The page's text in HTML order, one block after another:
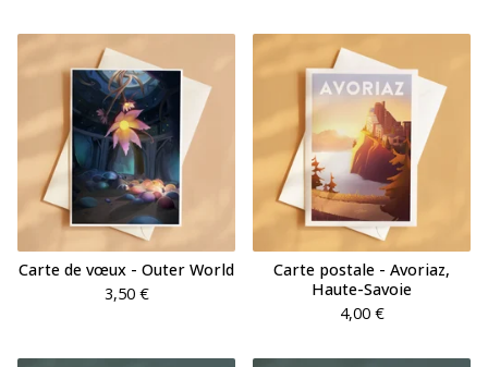
Carte de vœux - Outer World
3,50 €
Carte postale - Avoriaz,
Haute-Savoie
4,00 €